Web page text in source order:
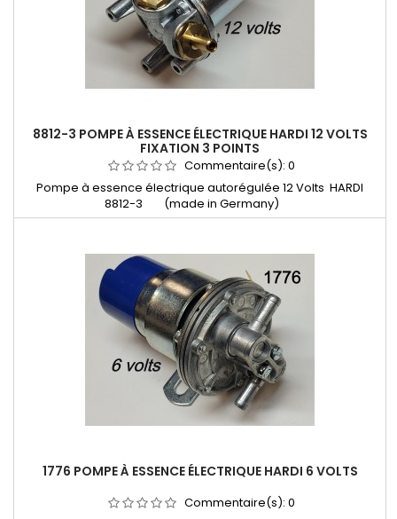
8812-3 POMPE À ESSENCE ÉLECTRIQUE HARDI 12 VOLTS
FIXATION 3 POINTS
Commentaire(s): 0
Pompe à essence électrique autorégulée 12 Volts HARDI
8812-3 (made in Germany)
1776 POMPE À ESSENCE ÉLECTRIQUE HARDI 6 VOLTS
Commentaire(s): 0